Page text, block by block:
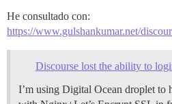
He consultado con:
https://www.gulshankumar.net/
Discourse lost the ability to
I’m using Digital Ocean droplet to